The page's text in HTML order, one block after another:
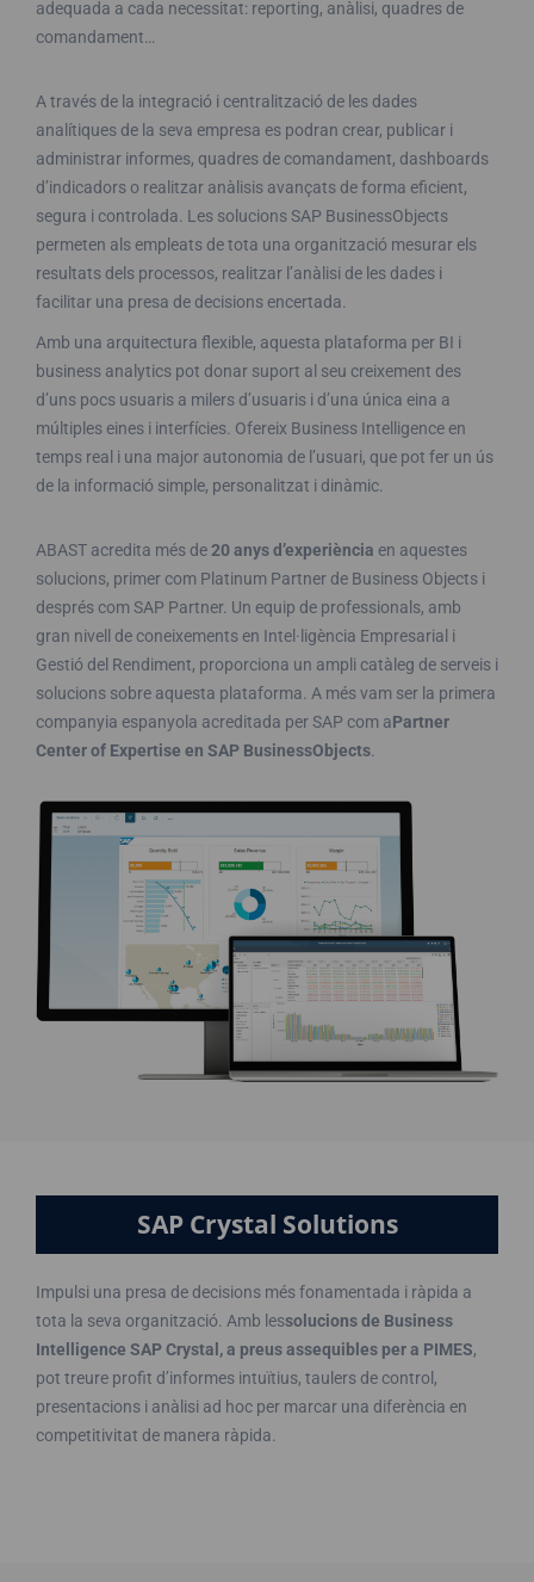
adequada a cada necessitat: reporting, anàlisi, quadres de
comandament…
A través de la integració i centralització de les dades
analítiques de la seva empresa es podran crear, publicar i
administrar informes, quadres de comandament, dashboards
d’indicadors o realitzar anàlisis avançats de forma eficient,
segura i controlada. Les solucions SAP BusinessObjects
permeten als empleats de tota una organització mesurar els
resultats dels processos, realitzar l’anàlisi de les dades i
facilitar una presa de decisions encertada.
Amb una arquitectura flexible, aquesta plataforma per BI i
business analytics pot donar suport al seu creixement des
d’uns pocs usuaris a milers d’usuaris i d’una única eina a
múltiples eines i interfícies. Ofereix Business Intelligence en
temps real i una major autonomia de l’usuari, que pot fer un ús
de la informació simple, personalitzat i dinàmic.
ABAST acredita més de20 anys d’experiència en aquestes
solucions, primer com Platinum Partner de Business Objects i
després com SAP Partner. Un equip de professionals, amb
gran nivell de coneixements en Intel·ligència Empresarial i
Gestió del Rendiment, proporciona un ampli catàleg de serveis i
solucions sobre aquesta plataforma. A més vam ser la primera
companyia espanyola acreditada per SAP com aPartner
Center of Expertise en SAP BusinessObjects.
SAP Crystal Solutions
Impulsi una presa de decisions més fonamentada i ràpida a
tota la seva organització. Amb lessolucions de Business
Intelligence SAP Crystal, a preus assequibles per a PIMES,
pot treure profit d’informes intuïtius, taulers de control,
presentacions i anàlisi ad hoc per marcar una diferència en
competitivitat de manera ràpida.